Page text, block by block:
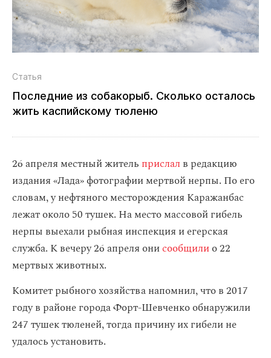
Статья
Последние из собакорыб. Сколько осталось
жить каспийскому тюленю
26 апреля местный житель прислал в редакцию
издания «Лада» фотографии мертвой нерпы. По его
словам, у нефтяного месторождения Каражанбас
лежат около 50 тушек. На место массовой гибель
нерпы выехали рыбная инспекция и егерская
служба. К вечеру 26 апреля онисообщилио 22
мертвых животных.
Комитет рыбного хозяйства напомнил, что в 2017
году в районе города Форт-Шевченко обнаружили
247 тушек тюленей, тогда причину их гибели не
удалось установить.